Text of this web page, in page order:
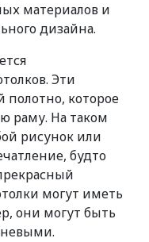
материалов и
дизайна.
Эти
полотно, которое
раму. На таком
рисунок или
будто
могут иметь
они могут быть